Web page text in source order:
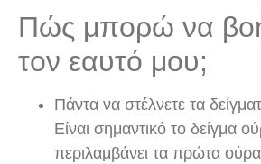
Πώς μπορώ να
τον εαυτό μου;
Πάντα να στέλνετε τα
Είναι σημαντικό το δείγμα
περιλαμβάνει τα πρώτα